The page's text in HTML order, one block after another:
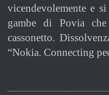
vicendevolemente e
gambe di Povia
cassonetto.
“Nokia. Connecting